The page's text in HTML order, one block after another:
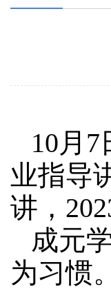
10月
业指导
讲，
成元
为习惯